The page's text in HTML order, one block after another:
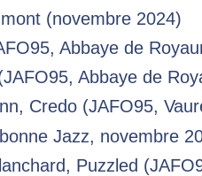
(novembre 2024)
Abbaye de
Abbaye de
Credo (JAFO95,
Jazz, novembre
Puzzled